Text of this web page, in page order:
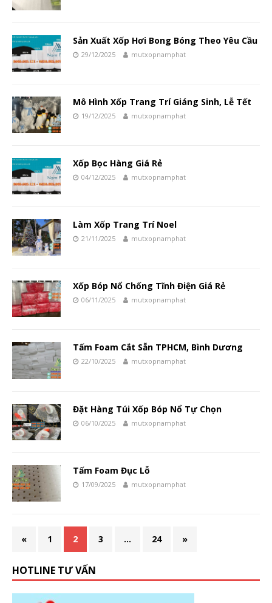
Sản Xuất Xốp Hơi Bong Bóng Theo Yêu Cầu
29/12/2025 mutxopnamphat
Mô Hình Xốp Trang Trí Giáng Sinh, Lễ Tết
19/12/2025 mutxopnamphat
Xốp Bọc Hàng Giá Rẻ
04/12/2025 mutxopnamphat
Làm Xốp Trang Trí Noel
21/11/2025 mutxopnamphat
Xốp Bóp Nổ Chống Tĩnh Điện Giá Rẻ
06/11/2025 mutxopnamphat
Tấm Foam Cắt Sẵn TPHCM, Bình Dương
22/10/2025 mutxopnamphat
Đặt Hàng Túi Xốp Bóp Nổ Tự Chọn
06/10/2025 mutxopnamphat
Tấm Foam Đục Lỗ
17/09/2025 mutxopnamphat
« 1 2 3 … 24 »
HOTLINE TƯ VẤN